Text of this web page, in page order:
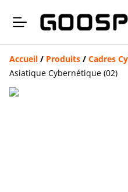
Accueil / Produits / Cadres
Asiatique Cybernétique (02)